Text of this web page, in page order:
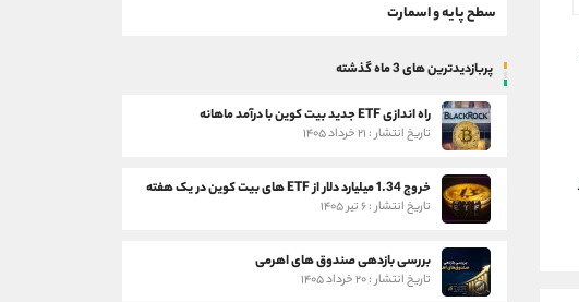
سطح پایه و اسمارت
پربازدیدترین های 3 ماه گذشته
راه اندازی ETF جدید بیت کوین با درآمد ماهانه
تاریخ انتشار : ۲۱ خرداد ۱۴۰۵
خروج 1.34 میلیارد دلار از ETF های بیت کوین در یک هفته
تاریخ انتشار : ۶ تیر ۱۴۰۵
بررسی بازدهی صندوق های اهرمی
تاریخ انتشار : ۲۰ خرداد ۱۴۰۵